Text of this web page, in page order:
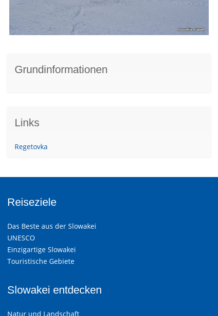
Grundinformationen
Links
Regetovka
Reiseziele
Das Beste aus der Slowakei
UNESCO
Einzigartige Slowakei
Touristische Gebiete
Slowakei entdecken
Natur und Landschaft